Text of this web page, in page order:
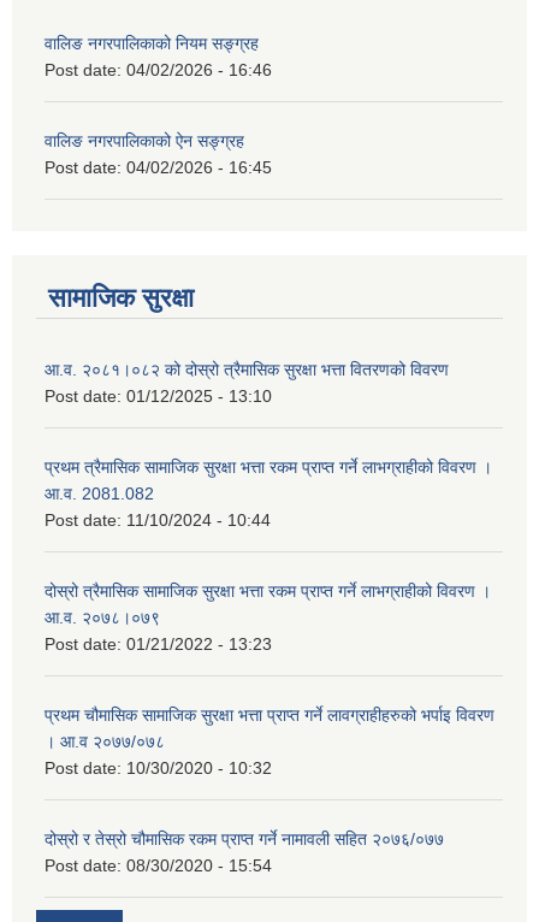
वालिङ नगरपालिकाको नियम सङ्ग्रह
Post date: 04/02/2026 - 16:46
वालिङ नगरपालिकाको ऐन सङ्ग्रह
Post date: 04/02/2026 - 16:45
सामाजिक सुरक्षा
आ.व. २०८१।०८२ को दोस्रो त्रैमासिक सुरक्षा भत्ता वितरणको विवरण
Post date: 01/12/2025 - 13:10
प्रथम त्रैमासिक सामाजिक सुरक्षा भत्ता रकम प्राप्त गर्ने लाभग्राहीको विवरण ।
आ.व. 2081.082
Post date: 11/10/2024 - 10:44
दोस्रो त्रैमासिक सामाजिक सुरक्षा भत्ता रकम प्राप्त गर्ने लाभग्राहीको विवरण ।
आ.व. २०७८।०७९
Post date: 01/21/2022 - 13:23
प्रथम चौमासिक सामाजिक सुरक्षा भत्ता प्राप्त गर्ने लावग्राहीहरुको भर्पाइ विवरण
। आ.व २०७७/०७८
Post date: 10/30/2020 - 10:32
दोस्रो र तेस्रो चौमासिक रकम प्राप्त गर्ने नामावली सहित २०७६/०७७
Post date: 08/30/2020 - 15:54